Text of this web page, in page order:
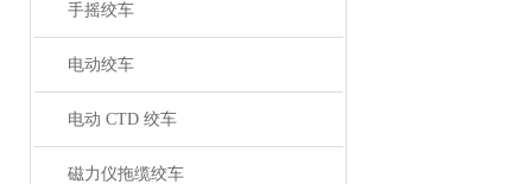
手摇绞车
电动绞车
电动 CTD 绞车
磁力仪拖缆绞车